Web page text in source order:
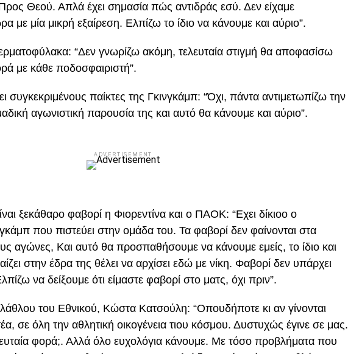
Θεού. Απλά έχει σημασία πώς αντιδράς εσύ. Δεν είχαμε
με μία μικρή εξαίρεση. Ελπίζω το ίδιο να κάνουμε και αύριο”.
“Δεν γνωρίζω ακόμη, τελευταία στιγμή θα αποφασίσω
με κάθε ποδοσφαιριστή”.
συγκεκριμένους παίκτες της Γκινγκάμπ: “Όχι, πάντα αντιμετωπίζω την
αγωνιστική παρουσία της και αυτό θα κάνουμε και αύριο”.
ADVERTISEMENT
ξεκάθαρο φαβορί η Φιορεντίνα και ο ΠΑΟΚ: “Εχει δίκιοο ο
που πιστεύει στην ομάδα του. Τα φαβορί δεν φαίνονται στα
αγώνες, Και αυτό θα προσπαθήσουμε να κάνουμε εμείς, το ίδιο και
στην έδρα της θέλει να αρχίσει εδώ με νίκη. Φαβορί δεν υπάρχει
να δείξουμε ότι είμαστε φαβορί στο ματς, όχι πριν”.
του Εθνικού, Κώστα Κατσούλη: “Οπουδήποτε κι αν γίνονται
σε όλη την αθλητική οικογένεια τιου κόσμου. Δυστυχώς έγινε σε μας.
φορά;. Αλλά όλο ευχολόγια κάνουμε. Με τόσο προβλήματα που